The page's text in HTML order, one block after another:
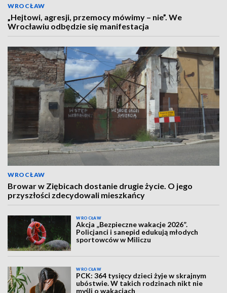
WROCŁAW
„Hejtowi, agresji, przemocy mówimy – nie”. We
Wrocławiu odbędzie się manifestacja
WROCŁAW
Browar w Ziębicach dostanie drugie życie. O jego
przyszłości zdecydowali mieszkańcy
WROCŁAW
Akcja „Bezpieczne wakacje 2026”.
Policjanci i sanepid edukują młodych
sportowców w Miliczu
WROCŁAW
PCK: 364 tysięcy dzieci żyje w skrajnym
ubóstwie. W takich rodzinach nikt nie
myśli o wakacjach